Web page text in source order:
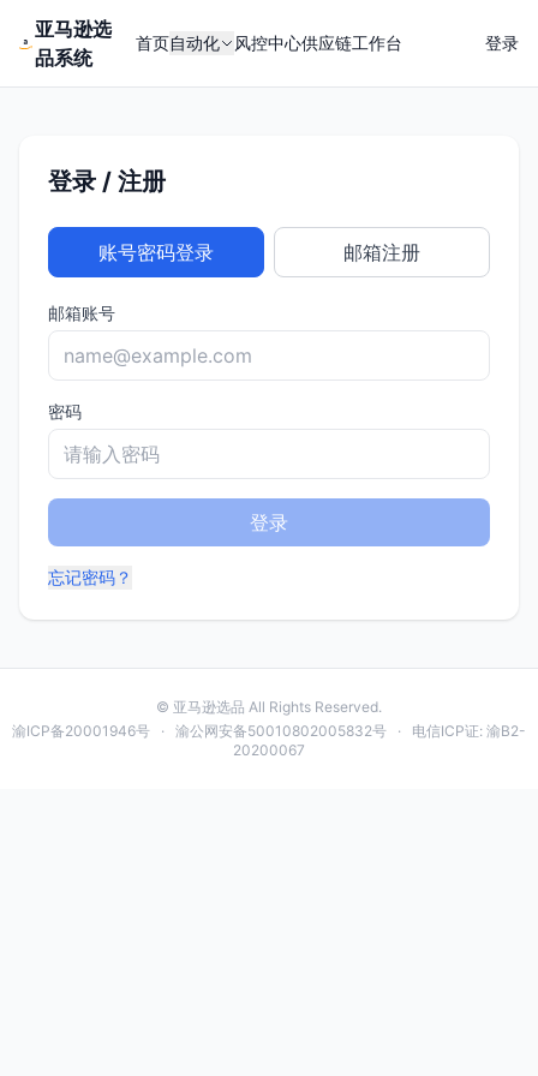
亚马逊选
品系统
首页自动化 风控中心供应链工作台 登录
登录 / 注册
账号密码登录 邮箱注册
邮箱账号
密码
登录
忘记密码？
© 亚马逊选品 All Rights Reserved.
渝ICP备20001946号 · 渝公网安备50010802005832号 · 电信ICP证: 渝B2-
20200067